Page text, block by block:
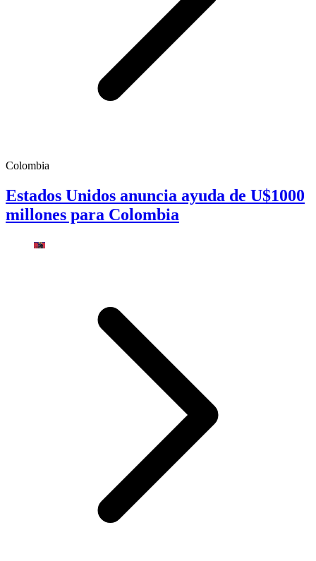
Colombia
Estados Unidos anuncia ayuda de U$1000
millones para Colombia